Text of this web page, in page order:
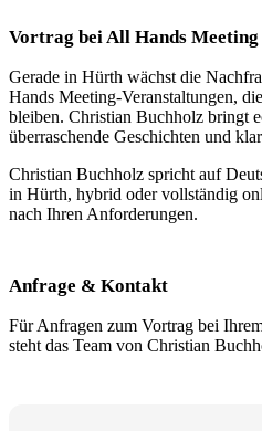
Vortrag bei All Hands
Gerade in Hürth wächst die
Hands Meeting-Veranstaltungen,
bleiben. Christian Buchholz bringt
überraschende Geschichten und
Christian Buchholz spricht auf
in Hürth, hybrid oder vollständig
nach Ihren Anforderungen.
Anfrage & Kontakt
Für Anfragen zum Vortrag bei
steht das Team von Christian